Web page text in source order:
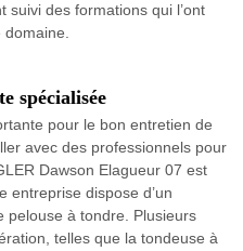
suivi des formations qui l’ont
spécialisée
pour le bon entretien de
avec des professionnels pour
Dawson Elagueur 07 est
entreprise dispose d’un
pelouse à tondre. Plusieurs
telles que la tondeuse à